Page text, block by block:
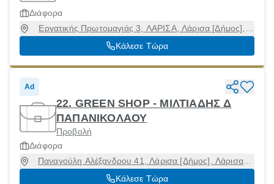
Διάφορα
Εργατικής Πρωτομαγιάς 3, ΛΑΡΙΣΑ, Λάρισα [Δήμος],
Λάρισα, 41222
Κάλεσε Τώρα
Ad
22. GREEN SHOP - ΜΙΛΤΙΑΔΗΣ Δ
ΠΑΠΑΝΙΚΟΛΑΟΥ
Προβολή
Διάφορα
Παναγούλη Αλέξανδρου 41, Λάρισα [Δήμος], Λάρισα,
41223
Κάλεσε Τώρα